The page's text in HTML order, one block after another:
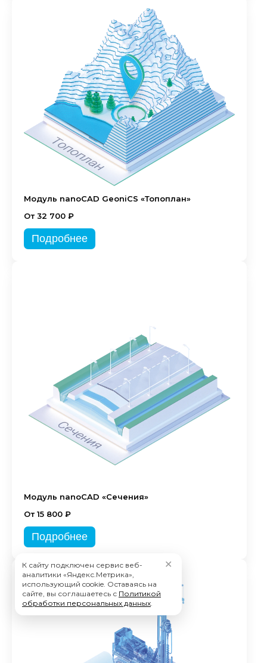
Модуль nanoCAD GeoniCS «Топоплан»
От 32 700 ₽
Подробнее
Модуль nanoCAD «Сечения»
От 15 800 ₽
Подробнее
К сайту подключен сервис веб-
аналитики «Яндекс.Метрика»,
использующий cookie. Оставаясь на
сайте, вы соглашаетесь с Политикой
обработки персональных данных.
✕